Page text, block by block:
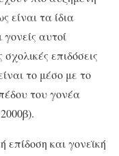
είναι τα ίδια
αυτοί
επιδόσεις
το μέσο με το
του γονέα
και γονεϊκή